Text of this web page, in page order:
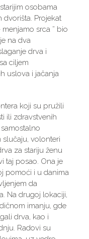
osobama
dvorišta. Projekat
srca ” bio
na dva
drva i
ciljem
uslova i jačanja
koji su pružili
ili zdravstvenih
slučaju, volonteri
za stariju ženu
taj posao. Ona je
pomoći i u danima
da
Na drugoj lokaciji,
imanju, gde
drva, kao i
Radovi su